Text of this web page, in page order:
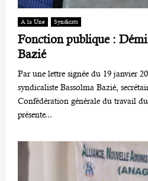
A la Une Syndicats
Fonction publique :
Bazié
Par une lettre signée du 19 janvier
syndicaliste Bassolma Bazié,
Confédération générale du travail
présente...